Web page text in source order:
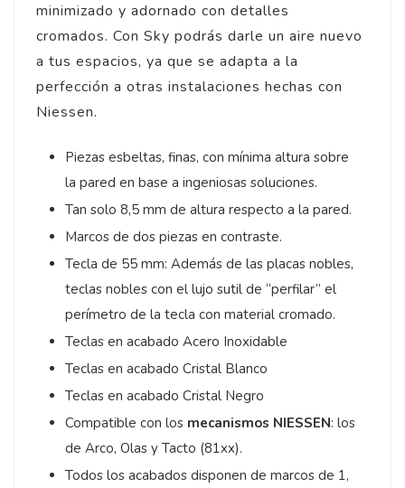
minimizado y adornado con detalles
cromados. Con Sky podrás darle un aire nuevo
a tus espacios, ya que se adapta a la
perfección a otras instalaciones hechas con
Niessen.
Piezas esbeltas, finas, con mínima altura sobre
la pared en base a ingeniosas soluciones.
Tan solo 8,5 mm de altura respecto a la pared.
Marcos de dos piezas en contraste.
Tecla de 55 mm: Además de las placas nobles,
teclas nobles con el lujo sutil de “perfilar” el
perímetro de la tecla con material cromado.
Teclas en acabado Acero Inoxidable
Teclas en acabado Cristal Blanco
Teclas en acabado Cristal Negro
Compatible con los mecanismos NIESSEN: los
de Arco, Olas y Tacto (81xx).
Todos los acabados disponen de marcos de 1,